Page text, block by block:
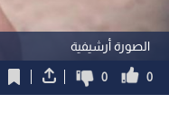
الصورة أرشيفية
0
0